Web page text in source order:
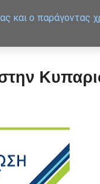
και ο παράγοντας